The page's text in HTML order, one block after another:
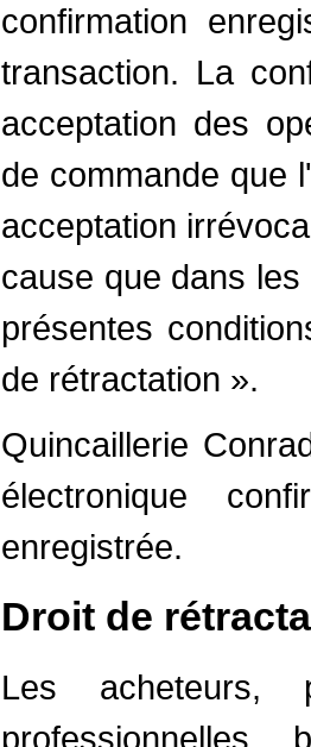
confirmation
transaction. La
acceptation des
de commande que
acceptation
cause que dans
présentes
de rétractation ».
Quincaillerie
électronique
enregistrée.
Droit de
Les acheteurs,